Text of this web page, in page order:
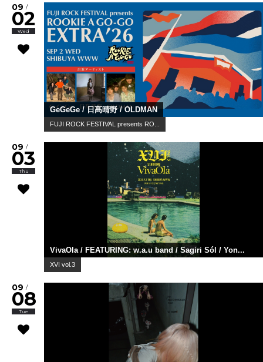
09 /
02
Wed
GeGeGe / 日髙晴野 / OLDMAN
FUJI ROCK FESTIVAL presents RO...
09 /
03
Thu
VivaOla / FEATURING: w.a.u band / Sagiri Sól / Yon...
XVI vol.3
09 /
08
Tue